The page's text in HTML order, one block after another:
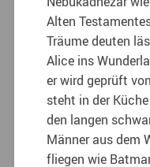
Alten
Träume deuten
Alice ins
er wird geprüft
steht in der
den langen
Männer aus dem
fliegen wie